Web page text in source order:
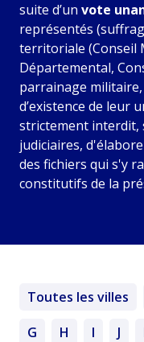
suite d’un vote
représentés
territoriale (Conseil
Départemental,
parrainage
d’existence de leur
strictement interdit,
judiciaires,
des fichiers qui s'y
constitutifs de la
Toutes les villes
G
H I J